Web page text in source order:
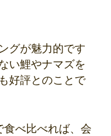
グが魅力的です
い鯉やナマズを
好評とのことで
べ比べれば、会